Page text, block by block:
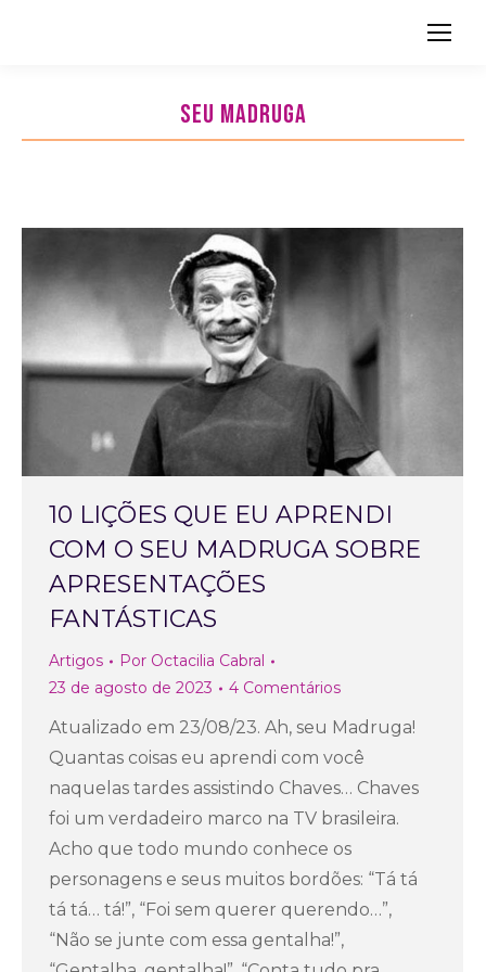
Search:
SEU MADRUGA
10 LIÇÕES QUE EU APRENDI
COM O SEU MADRUGA SOBRE
APRESENTAÇÕES
FANTÁSTICAS
Artigos Por Octacilia Cabral
23 de agosto de 2023
4 Comentários
Atualizado em 23/08/23. Ah, seu Madruga!
Quantas coisas eu aprendi com você
naquelas tardes assistindo Chaves… Chaves
foi um verdadeiro marco na TV brasileira.
Acho que todo mundo conhece os
personagens e seus muitos bordões: “Tá tá
tá tá… tá!”, “Foi sem querer querendo…”,
“Não se junte com essa gentalha!”,